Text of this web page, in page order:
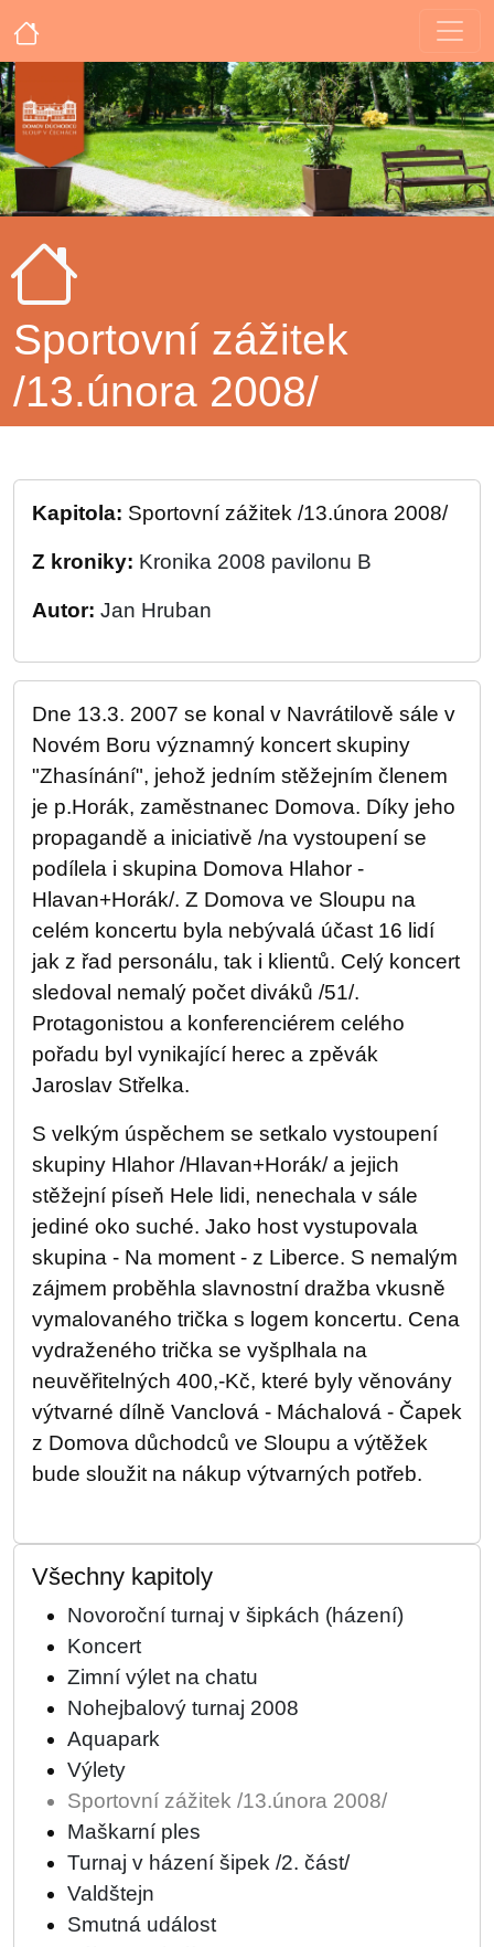
Sportovní zážitek
/13.února 2008/
Kapitola: Sportovní zážitek /13.února 2008/
Z kroniky: Kronika 2008 pavilonu B
Autor: Jan Hruban
Dne 13.3. 2007 se konal v Navrátilově sále v
Novém Boru významný koncert skupiny
"Zhasínání", jehož jedním stěžejním členem
je p.Horák, zaměstnanec Domova. Díky jeho
propagandě a iniciativě /na vystoupení se
podílela i skupina Domova Hlahor -
Hlavan+Horák/. Z Domova ve Sloupu na
celém koncertu byla nebývalá účast 16 lidí
jak z řad personálu, tak i klientů. Celý koncert
sledoval nemalý počet diváků /51/.
Protagonistou a konferenciérem celého
pořadu byl vynikající herec a zpěvák
Jaroslav Střelka.
S velkým úspěchem se setkalo vystoupení
skupiny Hlahor /Hlavan+Horák/ a jejich
stěžejní píseň Hele lidi, nenechala v sále
jediné oko suché. Jako host vystupovala
skupina - Na moment - z Liberce. S nemalým
zájmem proběhla slavnostní dražba vkusně
vymalovaného trička s logem koncertu. Cena
vydraženého trička se vyšplhala na
neuvěřitelných 400,-Kč, které byly věnovány
výtvarné dílně Vanclová - Máchalová - Čapek
z Domova důchodců ve Sloupu a výtěžek
bude sloužit na nákup výtvarných potřeb.
Všechny kapitoly
Novoroční turnaj v šipkách (házení)
Koncert
Zimní výlet na chatu
Nohejbalový turnaj 2008
Aquapark
Výlety
Sportovní zážitek /13.února 2008/
Maškarní ples
Turnaj v házení šipek /2. část/
Valdštejn
Smutná událost